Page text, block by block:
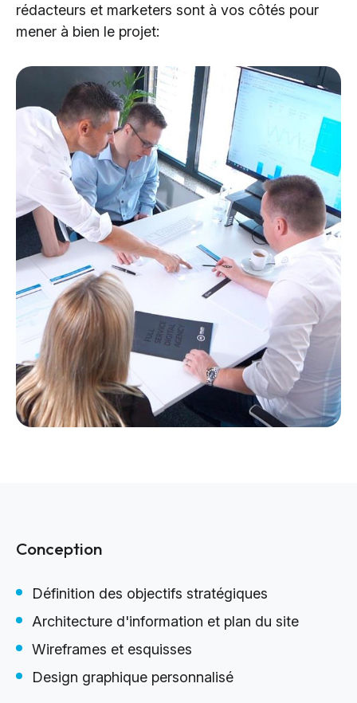
rédacteurs et marketers sont à vos côtés pour
mener à bien le projet:
Conception
Définition des objectifs stratégiques
Architecture d'information et plan du site
Wireframes et esquisses
Design graphique personnalisé